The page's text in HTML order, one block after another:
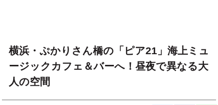
横浜・ぷかりさん橋の「ピア21」海上ミュ
ージックカフェ＆バーへ！昼夜で異なる大
人の空間